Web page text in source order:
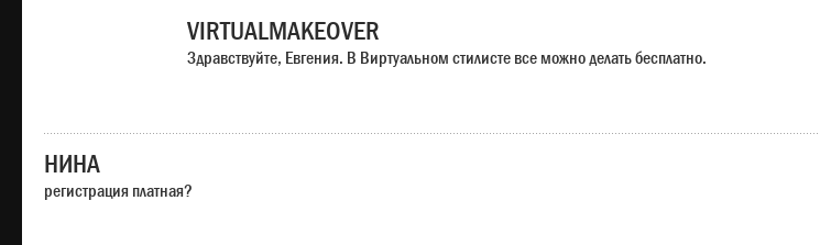
VIRTUALMAKEOVER
Здравствуйте, Евгения. В Виртуальном стилисте все можно делать бесплатно.
НИНА
регистрация платная?